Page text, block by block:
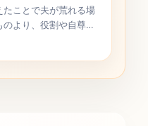
たことで夫が荒れる場
より、役割や自尊心
いることがありま